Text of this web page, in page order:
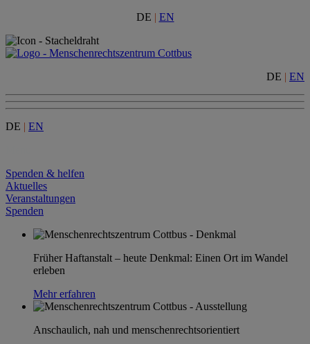
DE | EN
DE | EN
DE | EN
Spenden & helfen
Aktuelles
Veranstaltungen
Spenden
Früher Haftanstalt – heute Denkmal: Einen Ort im Wandel
erleben
Mehr erfahren
Anschaulich, nah und menschenrechtsorientiert